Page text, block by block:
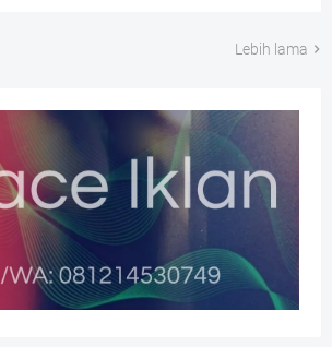
Lebih lama